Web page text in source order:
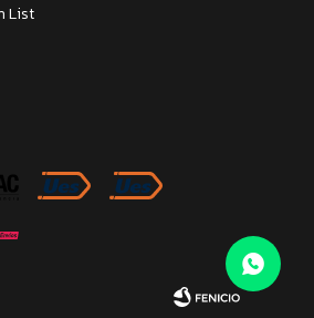
List